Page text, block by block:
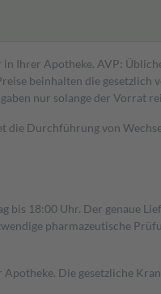
Ihrer Apotheke. AVP:
beinhalten die gesetzlich
nur solange der Vorrat
Durchführung von
18:00 Uhr. Der genaue
pharmazeutische
Die gesetzliche